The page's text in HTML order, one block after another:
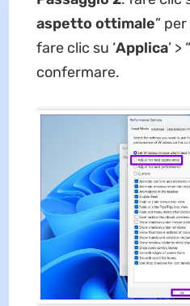
aspetto ottimale”
fare clic su ‘Applica’ > “
confermare.